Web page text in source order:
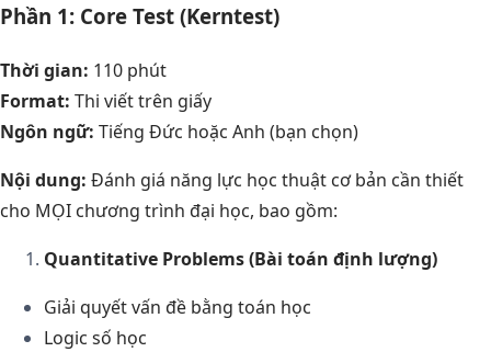
Phần 1: Core Test (Kerntest)
Thời gian: 110 phút
Format: Thi viết trên giấy
Ngôn ngữ: Tiếng Đức hoặc Anh (bạn chọn)
Nội dung: Đánh giá năng lực học thuật cơ bản cần thiết
cho MỌI chương trình đại học, bao gồm:
Quantitative Problems (Bài toán định lượng)
Giải quyết vấn đề bằng toán học
Logic số học